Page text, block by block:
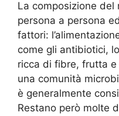
La composizione del
persona a persona
fattori:
come gli antibiotici,
ricca di fibre, frutta
una comunità
è generalmente
Restano però molte